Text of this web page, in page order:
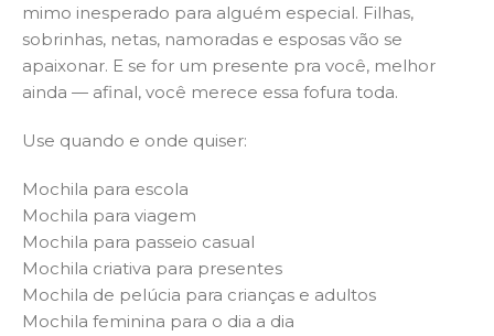
mimo inesperado para alguém especial. Filhas,
sobrinhas, netas, namoradas e esposas vão se
apaixonar. E se for um presente pra você, melhor
ainda — afinal, você merece essa fofura toda.
Use quando e onde quiser:
Mochila para escola
Mochila para viagem
Mochila para passeio casual
Mochila criativa para presentes
Mochila de pelúcia para crianças e adultos
Mochila feminina para o dia a dia